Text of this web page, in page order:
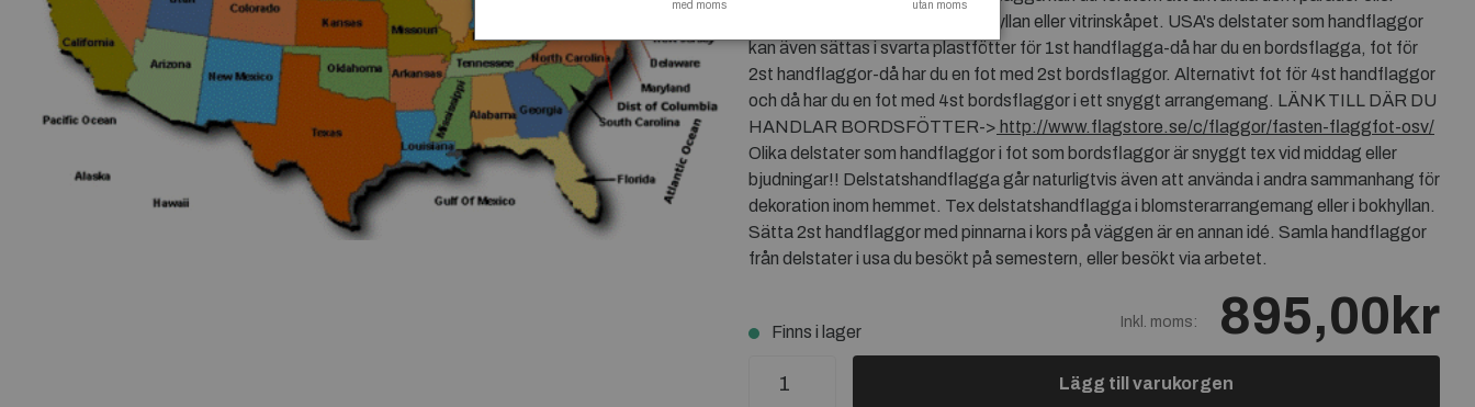
demonstrationer tex sätta i bokhyllan eller vitrinskåpet. USA's delstater som handflaggor
kan även sättas i svarta plastfötter för 1st handflagga-då har du en bordsflagga, fot för
2st handflaggor-då har du en fot med 2st bordsflaggor. Alternativt fot för 4st handflaggor
och då har du en fot med 4st bordsflaggor i ett snyggt arrangemang. LÄNK TILL DÄR DU
HANDLAR BORDSFÖTTER-> http://www.flagstore.se/c/flaggor/fasten-flaggfot-osv/
Olika delstater som handflaggor i fot som bordsflaggor är snyggt tex vid middag eller
bjudningar!! Delstatshandflagga går naturligtvis även att använda i andra sammanhang för
dekoration inom hemmet. Tex delstatshandflagga i blomsterarrangemang eller i bokhyllan.
Sätta 2st handflaggor med pinnarna i kors på väggen är en annan idé. Samla handflaggor
från delstater i usa du besökt på semestern, eller besökt via arbetet.
Finns i lager
Inkl. moms: 895,00kr
Lägg till varukorgen
med moms utan moms